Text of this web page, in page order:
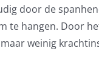
door de
te hangen. Door
weinig